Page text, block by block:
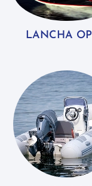
LANCHA